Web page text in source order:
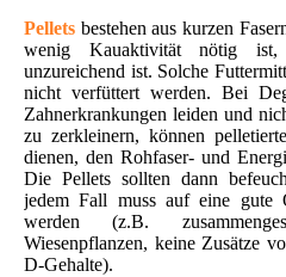
Pellets bestehen aus kurzen
wenig Kauaktivität nötig
unzureichend ist. Solche
nicht verfüttert werden. Bei
Zahnerkrankungen leiden und
zu zerkleinern, können
dienen, den Rohfaser- und
Die Pellets sollten dann
jedem Fall muss auf eine gute
werden (z.B.
Wiesenpflanzen, keine Zusätze
D-Gehalte).